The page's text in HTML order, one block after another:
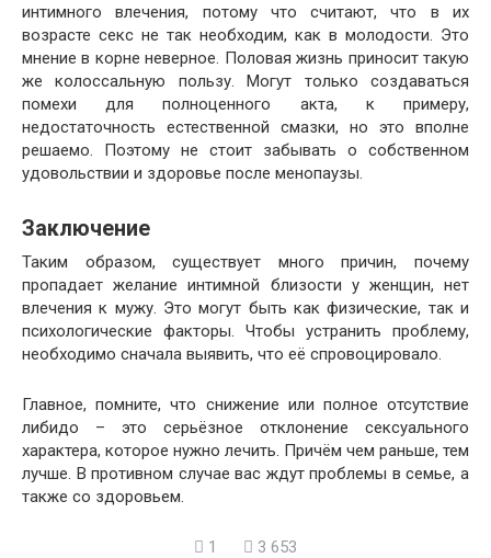
интимного влечения, потому что считают, что в их
возрасте секс не так необходим, как в молодости. Это
мнение в корне неверное. Половая жизнь приносит такую
же колоссальную пользу. Могут только создаваться
помехи для полноценного акта, к примеру,
недостаточность естественной смазки, но это вполне
решаемо. Поэтому не стоит забывать о собственном
удовольствии и здоровье после менопаузы.
Заключение
Таким образом, существует много причин, почему
пропадает желание интимной близости у женщин, нет
влечения к мужу. Это могут быть как физические, так и
психологические факторы. Чтобы устранить проблему,
необходимо сначала выявить, что её спровоцировало.
Главное, помните, что снижение или полное отсутствие
либидо – это серьёзное отклонение сексуального
характера, которое нужно лечить. Причём чем раньше, тем
лучше. В противном случае вас ждут проблемы в семье, а
также со здоровьем.
1 3 653